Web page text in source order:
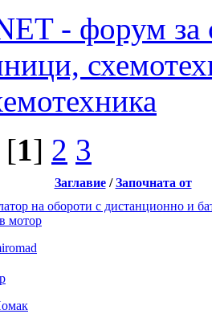
- форум за
[1] 2 3
Заглавие/Започната от
на обороти с дистанционно и
мотор